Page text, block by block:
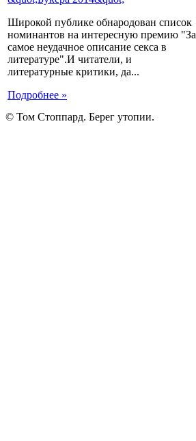
Широкой публике обнародован список
номинантов на интересную премию "За
самое неудачное описание секса в
литературе".И читатели, и
литературные критики, да...
Подробнее »
© Том Стоппард. Берег утопии.